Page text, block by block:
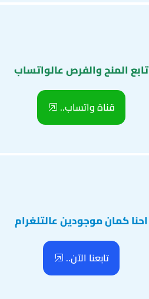
تابع المنح والفرص عالواتساب
قناة واتساب..
احنا كمان موجودين عالتلغرام
تابعنا الآن..